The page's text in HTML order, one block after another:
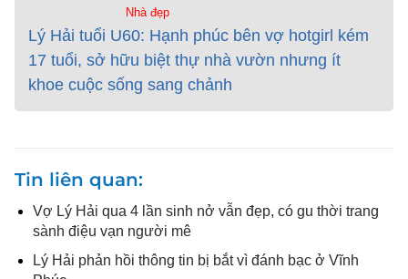
Nhà đẹp
Lý Hải tuổi U60: Hạnh phúc bên vợ hotgirl kém
17 tuổi, sở hữu biệt thự nhà vườn nhưng ít
khoe cuộc sống sang chảnh
Tin liên quan
Vợ Lý Hải qua 4 lần sinh nở vẫn đẹp, có gu thời trang
sành điệu vạn người mê
Lý Hải phản hồi thông tin bị bắt vì đánh bạc ở Vĩnh